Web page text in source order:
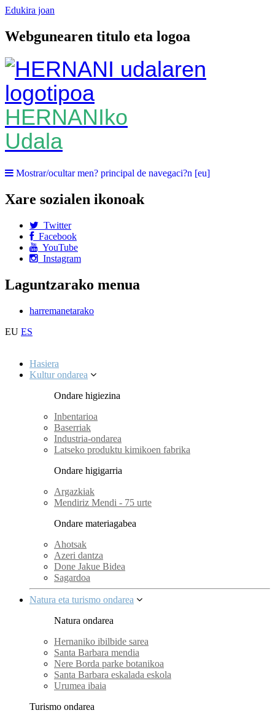
Edukira joan
Webgunearen titulo eta logoa
HERNANIko
Udala
Mostrar/ocultar men? principal de navegaci?n [eu]
Xare sozialen ikonoak
Twitter
Facebook
YouTube
Instagram
Laguntzarako menua
harremanetarako
EU ES
Hasiera
Kultur ondarea
Ondare higiezina
Inbentarioa
Baserriak
Industria-ondarea
Latseko produktu kimikoen fabrika
Ondare higigarria
Argazkiak
Mendiriz Mendi - 75 urte
Ondare materiagabea
Ahotsak
Azeri dantza
Done Jakue Bidea
Sagardoa
Natura eta turismo ondarea
Natura ondarea
Hernaniko ibilbide sarea
Santa Barbara mendia
Nere Borda parke botanikoa
Santa Barbara eskalada eskola
Urumea ibaia
Turismo ondarea